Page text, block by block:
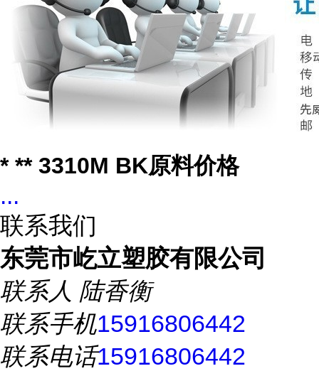
* ** 3310M BK原料价格
...
联系我们
东莞市屹立塑胶有限公司
联系人 陆香衡
联系手机15916806442
联系电话15916806442